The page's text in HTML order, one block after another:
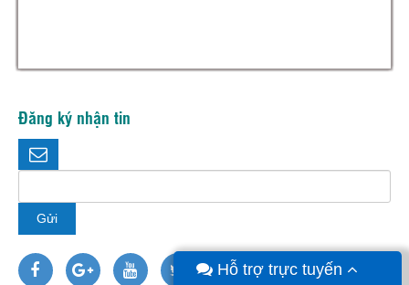
Đăng ký nhận tin
Hỗ trợ trực tuyến